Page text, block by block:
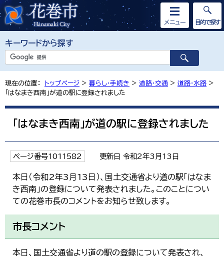
キーワードから探す
メニュー 目的で探す
現在の位置： トップページ > 暮らし・手続き > 道路・交通 > 道路・水路 >
「はなまき西南」が道の駅に登録されました
「はなまき西南」が道の駅に登録されました
ページ番号1011582 更新日 令和2年3月13日
本日（令和2年3月13日）、国土交通省より道の駅「はなま
き西南」の登録について発表されました。このことについ
ての花巻市長のコメントをお知らせ致します。
市長コメント
本日、国土交通省より道の駅の登録について発表され、